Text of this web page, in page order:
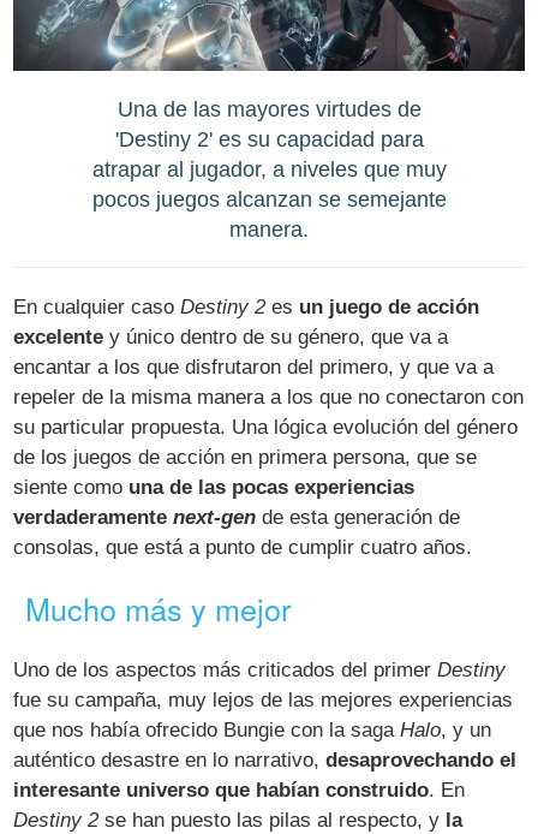
Una de las mayores virtudes de
'Destiny 2' es su capacidad para
atrapar al jugador, a niveles que muy
pocos juegos alcanzan se semejante
manera.
En cualquier casoDestiny 2es un juego de acción
excelente y único dentro de su género, que va a
encantar a los que disfrutaron del primero, y que va a
repeler de la misma manera a los que no conectaron con
su particular propuesta. Una lógica evolución del género
de los juegos de acción en primera persona, que se
siente como una de las pocas experiencias
verdaderamentenext-gen de esta generación de
consolas, que está a punto de cumplir cuatro años.
Mucho más y mejor
Uno de los aspectos más criticados del primerDestiny
fue su campaña, muy lejos de las mejores experiencias
que nos había ofrecido Bungie con la sagaHalo, y un
auténtico desastre en lo narrativo,desaprovechando el
interesante universo que habían construido. En
Destiny 2se han puesto las pilas al respecto, y la